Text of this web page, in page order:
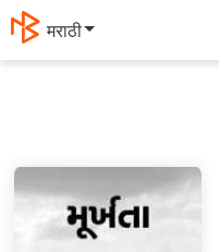
मराठी